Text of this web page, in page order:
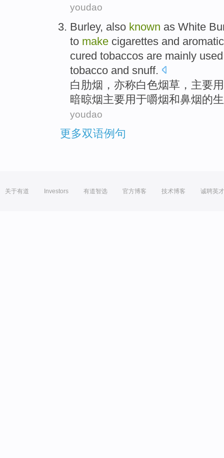
youdao
Burley, also known as White
to make cigarettes and aromatic
cured tobaccos are mainly used
tobacco and snuff.
白肋烟 ， 亦称白色烟草 ， 主要
暗晾烟主要用于嚼烟和鼻烟的
youdao
更多双语例句
关于有道 Investors 有道智选 官方博客 技术博客 诚聘英才